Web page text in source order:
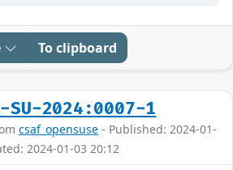
To clipboard
SU-2024:0007-1
csaf_opensuse - Published: 2024-01-
2024-01-03 20:12